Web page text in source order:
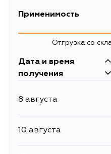
EAN-13
Длина упаковки, мм
Масса, кг
Расширенное описание
Применимость
Nissan
Кузов
U13, T12, T72, U11, U12, P12,
Отгрузка со
Дата и время
получения
8 августа
10 августа